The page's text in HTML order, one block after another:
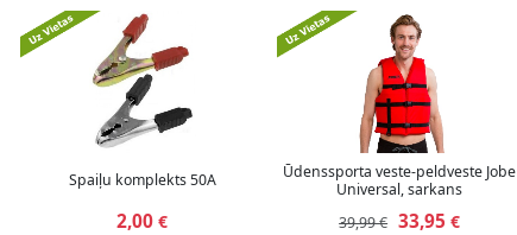
Spaiļu komplekts 50A
2,00 €
Ūdenssporta veste-peldveste Jobe
Universal, sarkans
39,99 € 33,95 €